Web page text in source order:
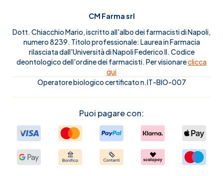
CM Farma srl
Dott. Chiacchio Mario, iscritto all'albo dei farmacisti di Napoli,
numero 8239. Titolo professionale: Laurea in Farmacia
rilasciata dall'Università di Napoli Federico II. Codice
deontologico dell'ordine dei farmacisti. Per visionareclicca
qui
Operatore biologico certificato n.IT-BIO-007
Puoi pagare con: